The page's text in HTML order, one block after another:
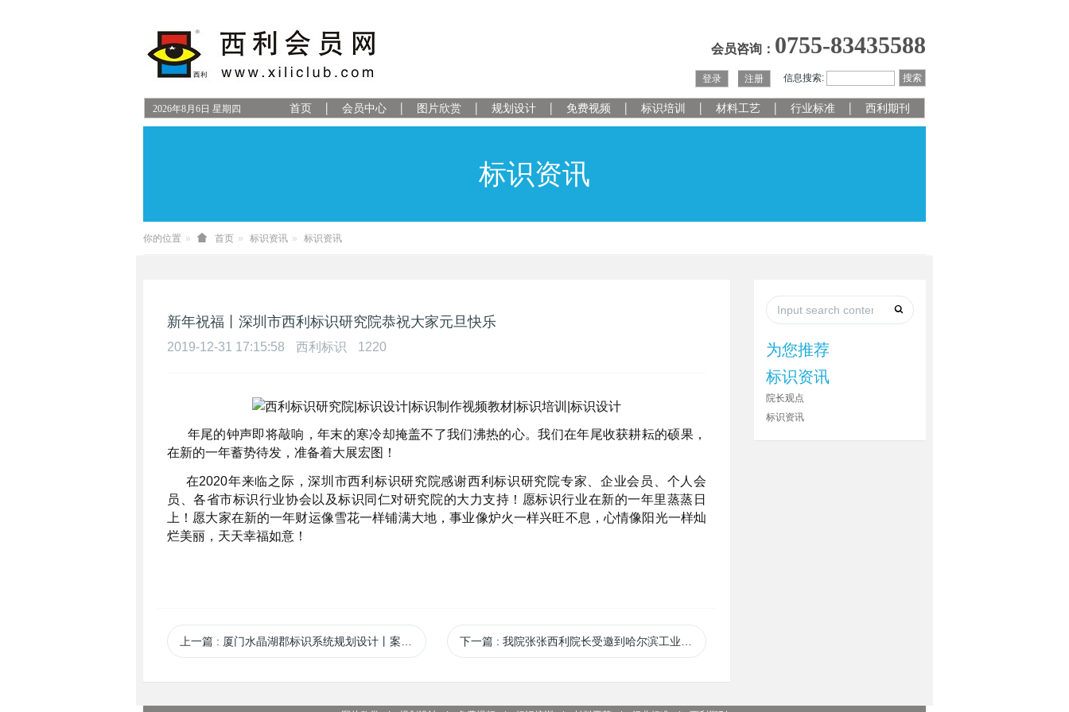
会员咨询： 0755-83435588
信息搜索: 搜索
登录 注册
2026年8月 6 日 星期四 首页 会员中心 图片欣赏 规划设计 免费视频 标识培训 材料工艺 行业标准 西利期刊
标识资讯
你的位置 首页 标识资讯 标识资讯
新年祝福丨深圳市西利标识研究院恭祝大家元旦快乐
2019-12-31 17:15:58 西利标识 1220
年尾的钟声即将敲响，年末的寒冷却掩盖不了我们沸热的心。我们在年尾收获耕耘的硕果，
在新的一年蓄势待发，准备着大展宏图！
在2020年来临之际，深圳市西利标识研究院感谢西利标识研究院专家、企业会员、个人会
员、各省市标识行业协会以及标识同仁对研究院的大力支持！愿标识行业在新的一年里蒸蒸日
上！愿大家在新的一年财运像雪花一样铺满大地，事业像炉火一样兴旺不息，心情像阳光一样灿
烂美丽，天天幸福如意！
上一篇 : 厦门水晶湖郡标识系统规划设计丨案例分析 下一篇 : 我院张张西利院长受邀到哈尔滨工业大学进行参观交流
为您推荐
标识资讯
院长观点
标识资讯